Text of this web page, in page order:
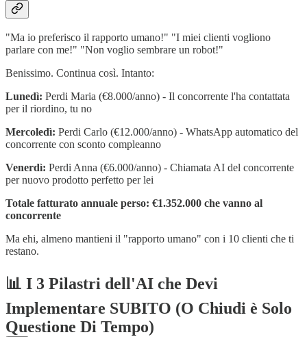
"Ma io preferisco il rapporto umano!" "I miei clienti vogliono
parlare con me!" "Non voglio sembrare un robot!"
Benissimo. Continua così. Intanto:
Lunedì: Perdi Maria (€8.000/anno) - Il concorrente l'ha contattata
per il riordino, tu no
Mercoledì: Perdi Carlo (€12.000/anno) - WhatsApp automatico del
concorrente con sconto compleanno
Venerdì: Perdi Anna (€6.000/anno) - Chiamata AI del concorrente
per nuovo prodotto perfetto per lei
Totale fatturato annuale perso: €1.352.000 che vanno al
concorrente
Ma ehi, almeno mantieni il "rapporto umano" con i 10 clienti che ti
restano.
📊 I 3 Pilastri dell'AI che Devi
Implementare SUBITO (O Chiudi è Solo
Questione Di Tempo)